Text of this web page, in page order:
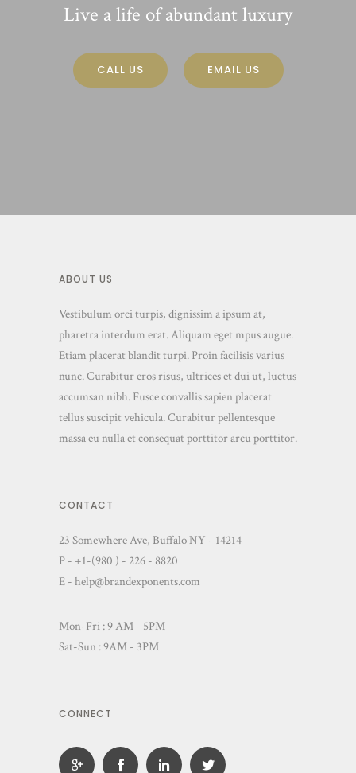
Live a life of abundant luxury
CALL US EMAIL US
ABOUT US
Vestibulum orci turpis, dignissim a ipsum at,
pharetra interdum erat. Aliquam eget mpus augue.
Etiam placerat blandit turpi. Proin facilisis varius
nunc. Curabitur eros risus, ultrices et dui ut, luctus
accumsan nibh. Fusce convallis sapien placerat
tellus suscipit vehicula. Curabitur pellentesque
massa eu nulla et consequat porttitor arcu porttitor.
CONTACT
23 Somewhere Ave, Buffalo NY - 14214
P - +1-(980 ) - 226 - 8820
E - help@brandexponents.com
Mon-Fri : 9 AM - 5PM
Sat-Sun : 9AM - 3PM
CONNECT